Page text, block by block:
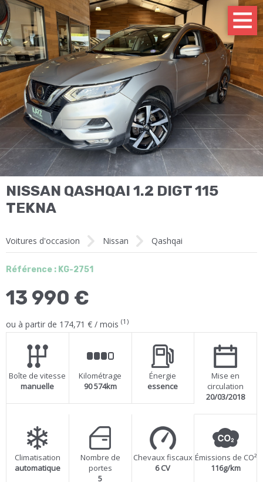
NISSAN QASHQAI 1.2 DIGT 115
TEKNA
Voitures d'occasion Nissan Qashqai
Référence : KG-2751
13 990 €
ou à partir de 174,71 € / mois (1)
Boîte de vitesse
manuelle
Kilométrage
90 574km
Énergie
essence
Mise en
circulation
20/03/2018
Climatisation
automatique
Nombre de
portes
5
Chevaux fiscaux
6 CV
Émissions de CO²
116g/km